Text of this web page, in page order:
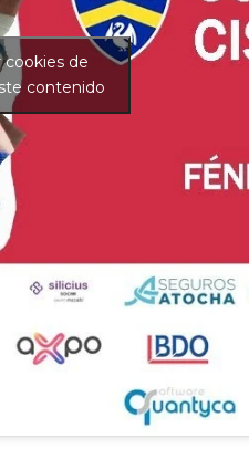
cookies de
contenido